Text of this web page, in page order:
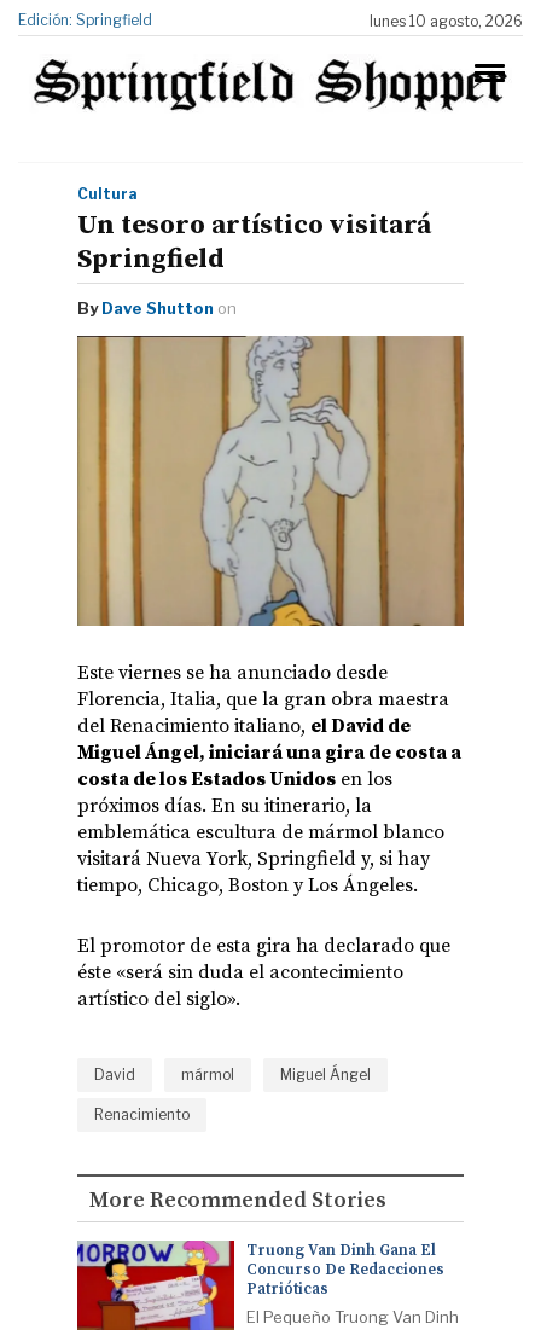
Edición: Springfield lunes 10 agosto, 2026
Cultura
Un tesoro artístico visitará
Springfield
By Dave Shutton on
Este viernes se ha anunciado desde
Florencia, Italia, que la gran obra maestra
del Renacimiento italiano, el David de
Miguel Ángel, iniciará una gira de costa a
costa de los Estados Unidos en los
próximos días. En su itinerario, la
emblemática escultura de mármol blanco
visitará Nueva York, Springfield y, si hay
tiempo, Chicago, Boston y Los Ángeles.
El promotor de esta gira ha declarado que
éste «será sin duda el acontecimiento
artístico del siglo».
David mármol Miguel Ángel
Renacimiento
More Recommended Stories
Truong Van Dinh Gana El
Concurso De Redacciones
Patrióticas
El Pequeño Truong Van Dinh